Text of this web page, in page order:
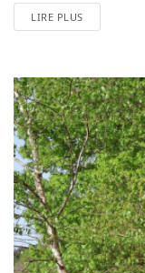
LIRE PLUS